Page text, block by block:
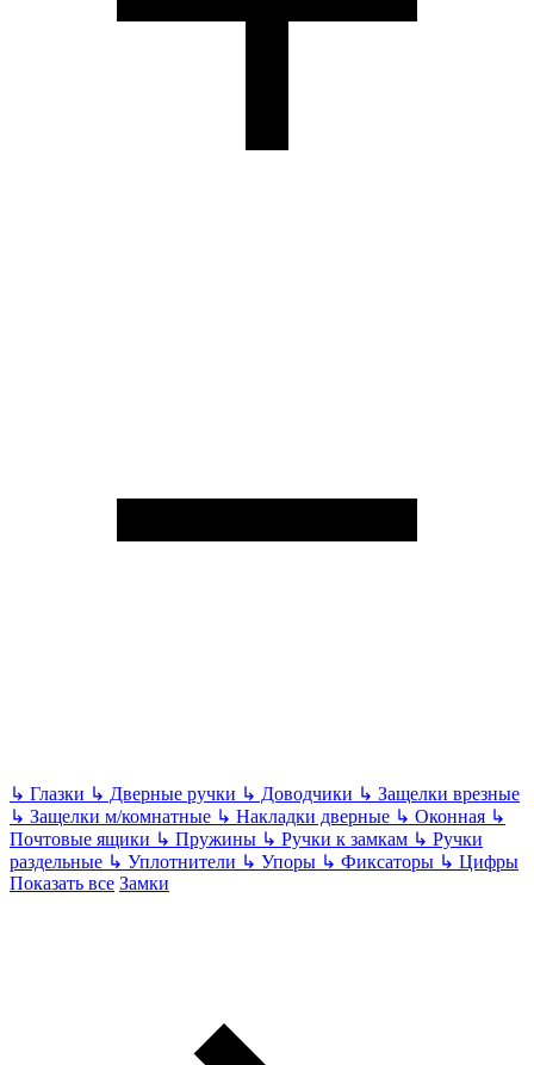
↳ Глазки ↳ Дверные ручки ↳ Доводчики ↳ Защелки врезные
↳ Защелки м/комнатные ↳ Накладки дверные ↳ Оконная ↳
Почтовые ящики ↳ Пружины ↳ Ручки к замкам ↳ Ручки
раздельные ↳ Уплотнители ↳ Упоры ↳ Фиксаторы ↳ Цифры
Показать все Замки